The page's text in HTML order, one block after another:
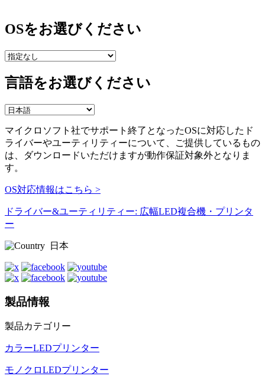
OSをお選びください
言語をお選びください
マイクロソフト社でサポート終了となったOSに対応したド
ライバーやユーティリティーについて、ご提供しているもの
は、ダウンロードいただけますが動作保証対象外となりま
す。
OS対応情報はこちら >
ドライバー&ユーティリティー: 広幅LED複合機・プリンタ
ー
日本
製品情報
製品カテゴリー
カラーLEDプリンター
モノクロLEDプリンター